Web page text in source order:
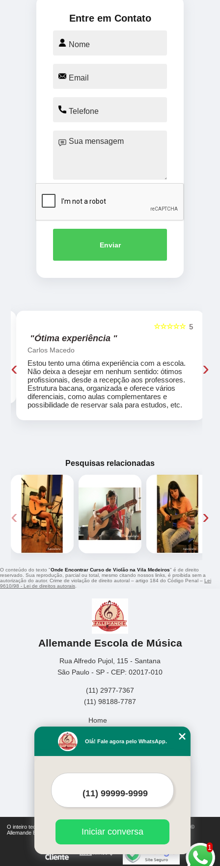
Entre em Contato
Enviar
5
☆☆☆☆☆
"Ótima experiência "
Carlos Macedo
Estou tento uma ótima experiência com a escola.
Não deixa a desejar em nenhum sentido: ótimos
profissionais, desde a recepção aos professores.
Estrutura bacana, organizada e oferece vários
diferenciais, como aulas complementares e
possibilidade de reservar sala para estudos, etc.
‹ ›
Pesquisas relacionadas
‹ ›
O conteúdo do texto "Onde Encontrar Curso de Violão na Vila Medeiros" é de direito
reservado. Sua reprodução, parcial ou total, mesmo citando nossos links, é proibida sem a
autorização do autor. Crime de violação de direito autoral – artigo 184 do Código Penal – Lei
9610/98 - Lei de direitos autorais
Allemande Escola de Música
Rua Alfredo Pujol, 115 - Santana
São Paulo - SP - CEP: 02017-010
(11) 2977-7367
(11) 98188-7787
Home
Missão
O inteiro teor deste site está sujeito à proteção de direitos autorais. Copyright©
Allemande Escola de Música (Lei 9610 de 19/02/1998)
1
Olá! Fale agora pelo WhatsApp.
Iniciar conversa